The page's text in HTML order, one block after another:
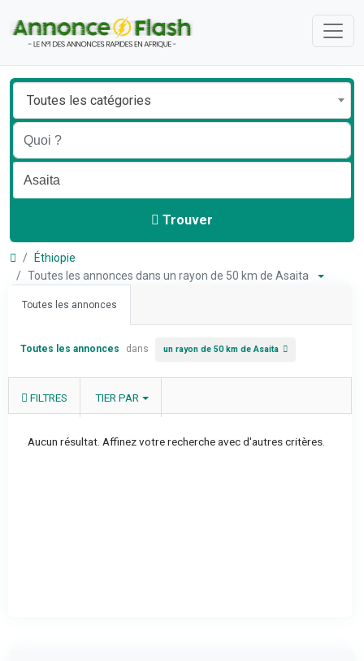
Toutes les catégories
Trouver
Éthiopie
Toutes les annonces dans un rayon de 50 km de Asaita
Toutes les annonces
Toutes les annonces dans un rayon de 50 km de Asaita
FILTRES TIER PAR
Aucun résultat. Affinez votre recherche avec d'autres critères.